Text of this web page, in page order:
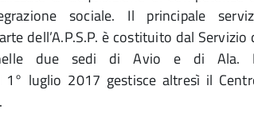
sociale. Il principale
dell’A.P.S.P. è costituito dal Servizio
due sedi di Avio e di Ala.
1° luglio 2017 gestisce altresì il